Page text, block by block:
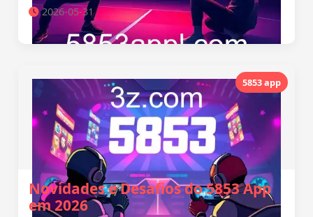
2026-05-31
5853 app
Novidades e Desafios do 5853 App
em 2026